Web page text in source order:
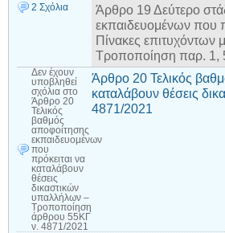
2 Σχόλια
Άρθρο 19 Δεύτερο
εκπαιδευομένων που
Πίνακες επιτυχόντων
Τροποποίηση παρ. 1,
Δεν έχουν
υποβληθεί
σχόλια στο
Άρθρο 20
Τελικός
βαθμός
αποφοίτησης
εκπαιδευομένων
που
πρόκειται να
καταλάβουν
θέσεις
δικαστικών
υπαλλήλων –
Τροποποίηση
άρθρου 55ΚΓ
ν. 4871/2021
Άρθρο 20 Τελικός
καταλάβουν θέσεις
4871/2021